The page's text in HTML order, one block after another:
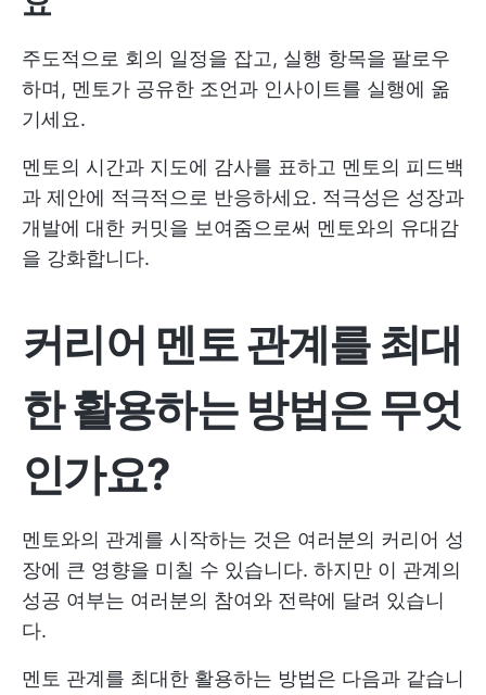
주도적으로 회의 일정을 잡고, 실행 항목을 팔로우
하며, 멘토가 공유한 조언과 인사이트를 실행에 옮
기세요.
멘토의 시간과 지도에 감사를 표하고 멘토의 피드백
과 제안에 적극적으로 반응하세요. 적극성은 성장과
개발에 대한 커밋을 보여줌으로써 멘토와의 유대감
을 강화합니다.
커리어 멘토 관계를 최대
한 활용하는 방법은 무엇
인가요?
멘토와의 관계를 시작하는 것은 여러분의 커리어 성
장에 큰 영향을 미칠 수 있습니다. 하지만 이 관계의
성공 여부는 여러분의 참여와 전략에 달려 있습니
다.
멘토 관계를 최대한 활용하는 방법은 다음과 같습니